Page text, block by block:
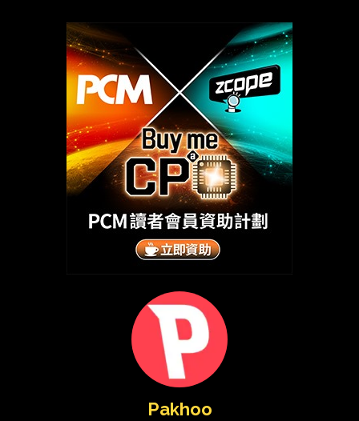
Pakhoo